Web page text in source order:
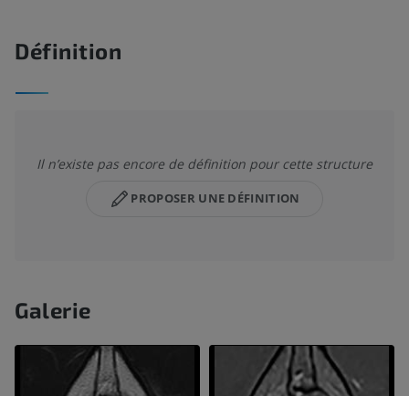
Définition
Il n’existe pas encore de définition pour cette structure
PROPOSER UNE DÉFINITION
Galerie